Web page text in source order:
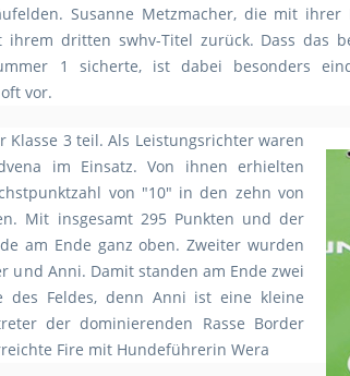
Susanne Metzmacher, die mit
dritten swhv-Titel zurück. Dass das
1 sicherte, ist dabei besonders
vor.
Klasse 3 teil. Als Leistungsrichter waren
im Einsatz. Von ihnen erhielten
von "10" in den zehn von
Mit insgesamt 295 Punkten und der
am Ende ganz oben. Zweiter wurden
und Anni. Damit standen am Ende zwei
des Feldes, denn Anni ist eine kleine
der dominierenden Rasse Border
Fire mit Hundeführerin Wera